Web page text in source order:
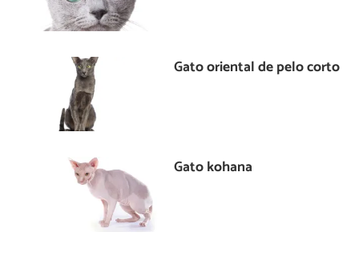
Gato oriental de pelo corto
Gato kohana